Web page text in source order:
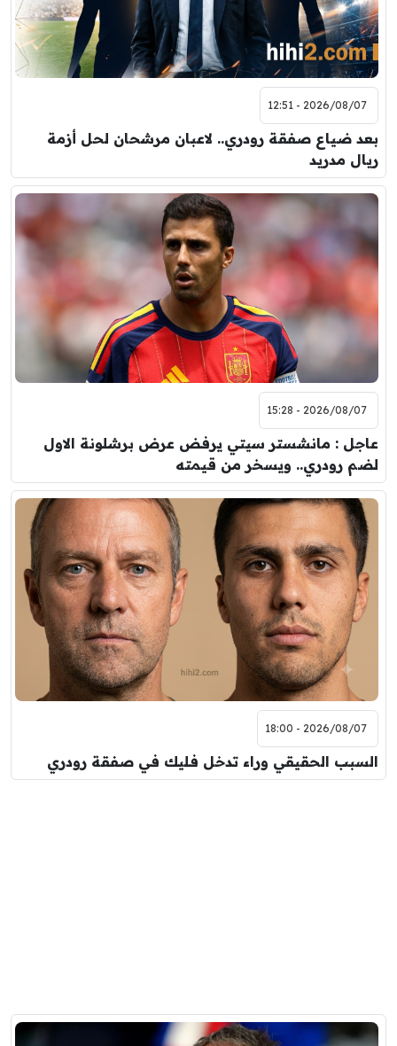
2026/08/07 - 12:51
بعد ضياع صفقة رودري.. لاعبان مرشحان لحل أزمة
ريال مدريد
2026/08/07 - 15:28
عاجل : مانشستر سيتي يرفض عرض برشلونة الاول
لضم رودري.. ويسخر من قيمته
2026/08/07 - 18:00
السبب الحقيقي وراء تدخل فليك في صفقة رودري